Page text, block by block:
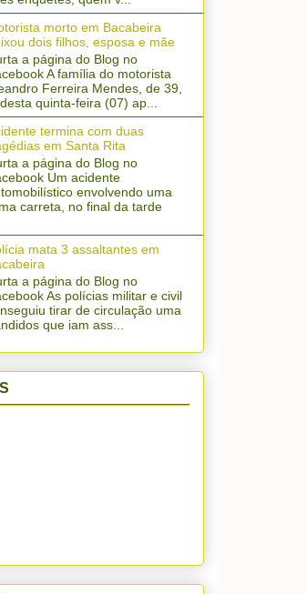
morto em Bacabeira
dois filhos, esposa e mãe
a página do Blog no
A família do motorista
Ferreira Mendes, de 39,
quinta-feira (07) ap...
termina com duas
em Santa Rita
a página do Blog no
Um acidente
envolvendo uma
carreta, no final da tarde
mata 3 assaltantes em
a página do Blog no
As polícias militar e civil
tirar de circulação uma
que iam ass...